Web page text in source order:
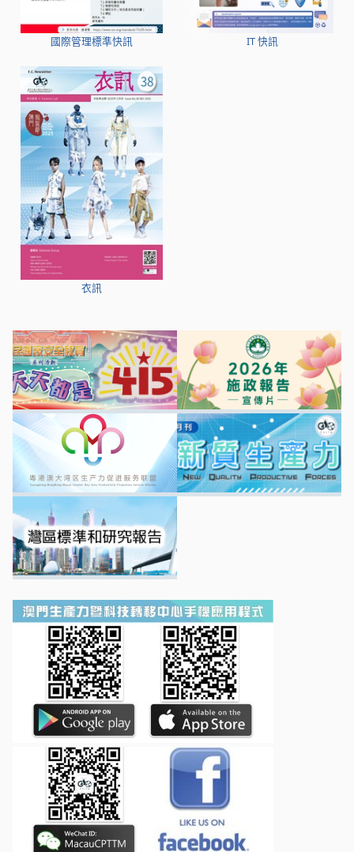
國際管理標準快訊 IT 快訊
衣訊